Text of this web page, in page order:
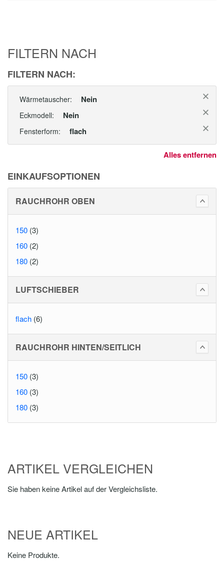
FILTERN NACH
FILTERN NACH:
Wärmetauscher: Nein
Eckmodell: Nein
Fensterform: flach
Alles entfernen
EINKAUFSOPTIONEN
RAUCHROHR OBEN
150 (3)
160 (2)
180 (2)
LUFTSCHIEBER
flach (6)
RAUCHROHR HINTEN/SEITLICH
150 (3)
160 (3)
180 (3)
ARTIKEL VERGLEICHEN
Sie haben keine Artikel auf der Vergleichsliste.
NEUE ARTIKEL
Keine Produkte.